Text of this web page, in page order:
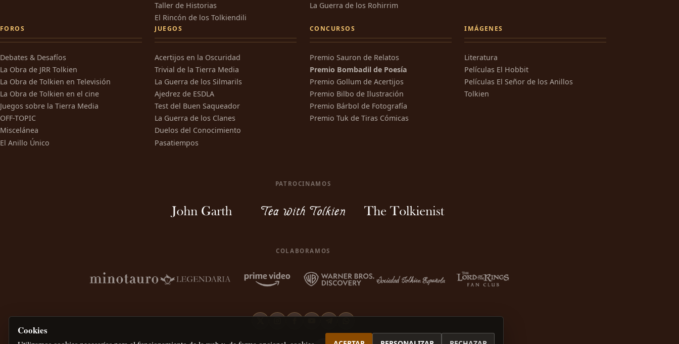
Taller de Historias
El Rincón de los Tolkiendili
La Guerra de los Rohirrim
FOROS
Debates & Desafíos
La Obra de JRR Tolkien
La Obra de Tolkien en Televisión
La Obra de Tolkien en el cine
Juegos sobre la Tierra Media
OFF-TOPIC
Miscelánea
El Anillo Único
JUEGOS
Acertijos en la Oscuridad
Trivial de la Tierra Media
La Guerra de los Silmarils
Ajedrez de ESDLA
Test del Buen Saqueador
La Guerra de los Clanes
Duelos del Conocimiento
Pasatiempos
CONCURSOS
Premio Sauron de Relatos
Premio Bombadil de Poesía
Premio Gollum de Acertijos
Premio Bilbo de Ilustración
Premio Bárbol de Fotografía
Premio Tuk de Tiras Cómicas
IMÁGENES
Literatura
Películas El Hobbit
Películas El Señor de los Anillos
Tolkien
PATROCINAMOS
COLABORAMOS
Cookies